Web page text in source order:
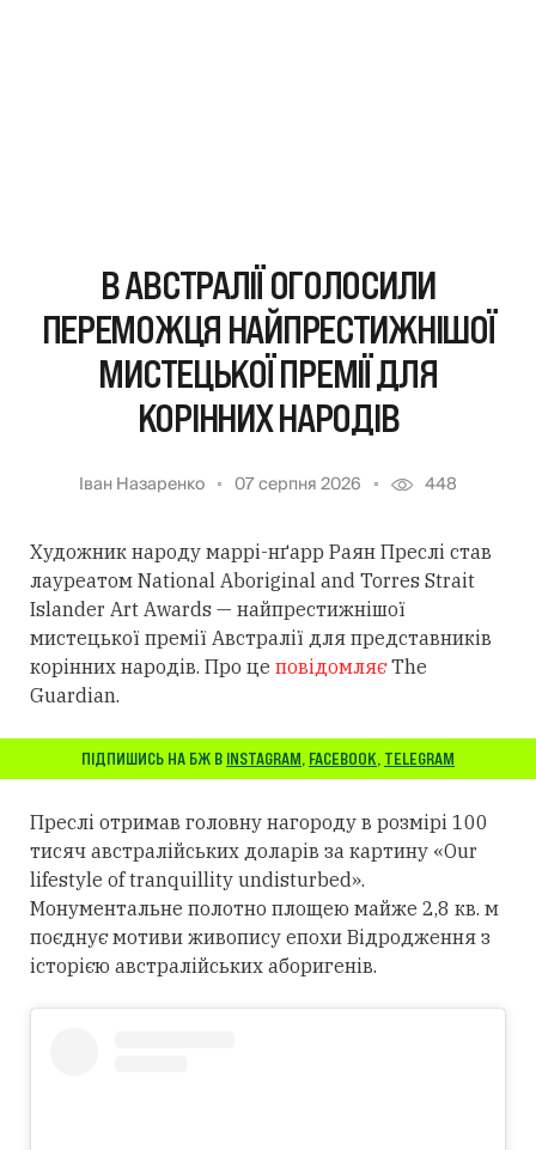
В АВСТРАЛІЇ ОГОЛОСИЛИ
ПЕРЕМОЖЦЯ НАЙПРЕСТИЖНІШОЇ
МИСТЕЦЬКОЇ ПРЕМІЇ ДЛЯ
КОРІННИХ НАРОДІВ
Іван Назаренко 07 серпня 2026 448
Художник народу маррі-нґарр Раян Преслі став
лауреатом National Aboriginal and Torres Strait
Islander Art Awards — найпрестижнішої
мистецької премії Австралії для представників
корінних народів. Про це повідомляєThe
Guardian.
ПІДПИШИСЬ НА БЖ В INSTAGRAM, FACEBOOK, TELEGRAM
Преслі отримав головну нагороду в розмірі 100
тисяч австралійських доларів за картину «Our
lifestyle of tranquillity undisturbed».
Монументальне полотно площею майже 2,8 кв. м
поєднує мотиви живопису епохи Відродження з
історією австралійських аборигенів.